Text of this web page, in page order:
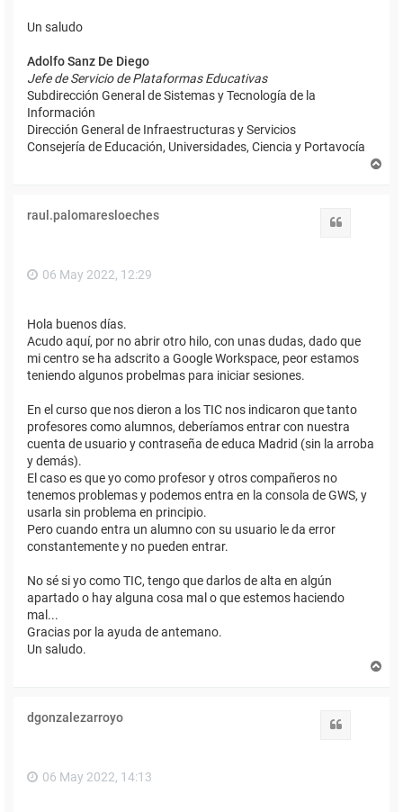
Un saludo
Adolfo Sanz De Diego
Jefe de Servicio de Plataformas Educativas
Subdirección General de Sistemas y Tecnología de la
Información
Dirección General de Infraestructuras y Servicios
Consejería de Educación, Universidades, Ciencia y Portavocía
raul.palomaresloeches
06 May 2022, 12:29
Hola buenos días.
Acudo aquí, por no abrir otro hilo, con unas dudas, dado que
mi centro se ha adscrito a Google Workspace, peor estamos
teniendo algunos probelmas para iniciar sesiones.
En el curso que nos dieron a los TIC nos indicaron que tanto
profesores como alumnos, deberíamos entrar con nuestra
cuenta de usuario y contraseña de educa Madrid (sin la arroba
y demás).
El caso es que yo como profesor y otros compañeros no
tenemos problemas y podemos entra en la consola de GWS, y
usarla sin problema en principio.
Pero cuando entra un alumno con su usuario le da error
constantemente y no pueden entrar.
No sé si yo como TIC, tengo que darlos de alta en algún
apartado o hay alguna cosa mal o que estemos haciendo
mal...
Gracias por la ayuda de antemano.
Un saludo.
dgonzalezarroyo
06 May 2022, 14:13